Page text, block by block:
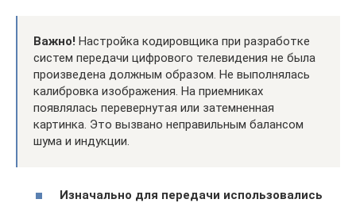
Важно! Настройка кодировщика при разработке
систем передачи цифрового телевидения не была
произведена должным образом. Не выполнялась
калибровка изображения. На приемниках
появлялась перевернутая или затемненная
картинка. Это вызвано неправильным балансом
шума и индукции.
Изначально для передачи использовались